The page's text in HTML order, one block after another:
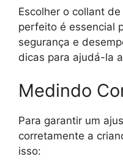
Escolher o collant
perfeito é essencial
segurança e
dicas para ajudá-la
Medindo
Para garantir um
corretamente a
isso: